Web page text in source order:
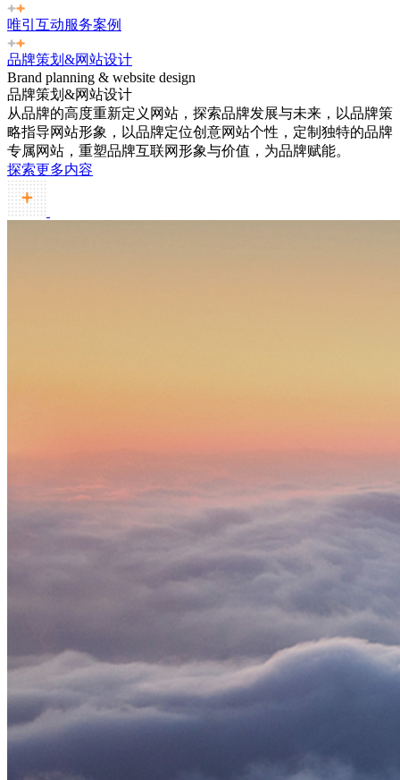
唯引互动服务案例
品牌策划&网站设计
Brand planning & website design
品牌策划&网站设计
从品牌的高度重新定义网站，探索品牌发展与未来，以品牌策
略指导网站形象，以品牌定位创意网站个性，定制独特的品牌
专属网站，重塑品牌互联网形象与价值，为品牌赋能。
探索更多内容